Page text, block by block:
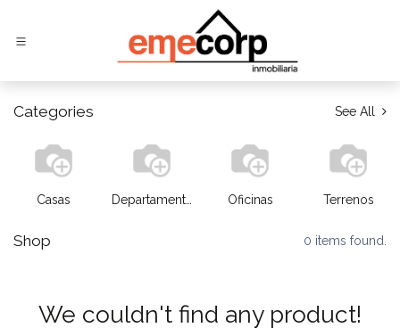
Categories See All
Casas Oficinas Terrenos
Shop 0 items found.
We couldn't find any product!